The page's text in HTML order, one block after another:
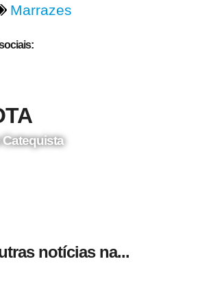
Marrazes
notícias na...